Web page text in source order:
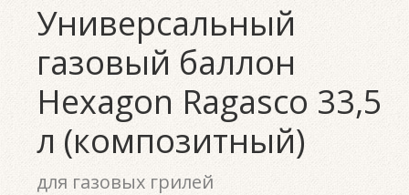
Универсальный
газовый баллон
Hexagon Ragasco 33,5
л (композитный)
для газовых грилей